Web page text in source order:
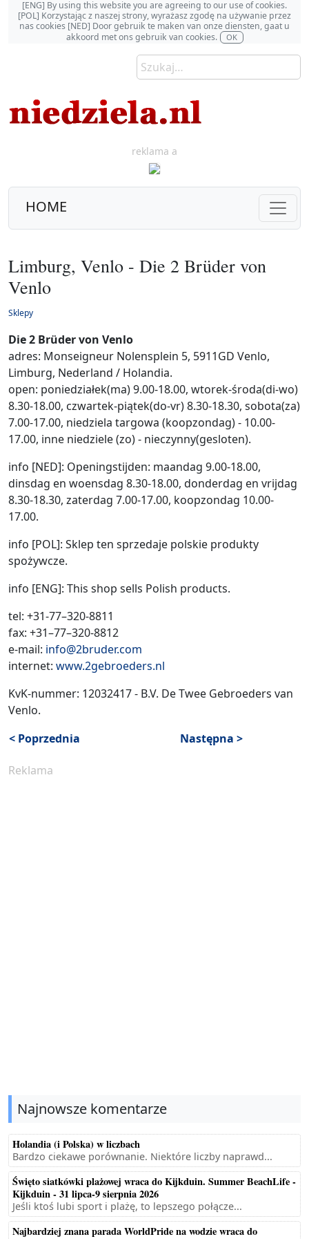
[ENG] By using this website you are agreeing to our use of cookies.
[POL] Korzystając z naszej strony, wyrażasz zgodę na używanie przez
nas cookies [NED] Door gebruik te maken van onze diensten, gaat u
akkoord met ons gebruik van cookies.
OK
reklama a
HOME
Limburg, Venlo - Die 2 Brüder von
Venlo
Sklepy
Die 2 Brüder von Venlo
adres: Monseigneur Nolensplein 5, 5911GD Venlo,
Limburg, Nederland / Holandia.
open: poniedziałek(ma) 9.00-18.00, wtorek-środa(di-wo)
8.30-18.00, czwartek-piątek(do-vr) 8.30-18.30, sobota(za)
7.00-17.00, niedziela targowa (koopzondag) - 10.00-
17.00, inne niedziele (zo) - nieczynny(gesloten).
info [NED]: Openingstijden: maandag 9.00-18.00,
dinsdag en woensdag 8.30-18.00, donderdag en vrijdag
8.30-18.30, zaterdag 7.00-17.00, koopzondag 10.00-
17.00.
info [POL]: Sklep ten sprzedaje polskie produkty
spożywcze.
info [ENG]: This shop sells Polish products.
tel: +31-77–320-8811
fax: +31–77–320-8812
e-mail: info@2bruder.com
internet: www.2gebroeders.nl
KvK-nummer: 12032417 - B.V. De Twee Gebroeders van
Venlo.
< Poprzednia
Następna >
Reklama
Najnowsze komentarze
Holandia (i Polska) w liczbach
Bardzo ciekawe porównanie. Niektóre liczby naprawd...
Święto siatkówki plażowej wraca do Kijkduin. Summer BeachLife -
Kijkduin - 31 lipca-9 sierpnia 2026
Jeśli ktoś lubi sport i plażę, to lepszego połącze...
Najbardziej znana parada WorldPride na wodzie wraca do